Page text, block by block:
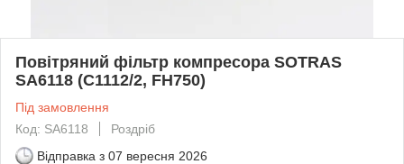
Повітряний фільтр компресора SOTRAS
SA6118 (C1112/2, FH750)
Під замовлення
Код: SA6118
Роздріб
Відправка з 07 вересня 2026